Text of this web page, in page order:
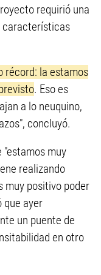
requirió una
características
récord: la estamos
. Eso es
a lo neuquino,
concluyó.
"estamos muy
realizando
muy positivo poder
que ayer
un puente de
en otro